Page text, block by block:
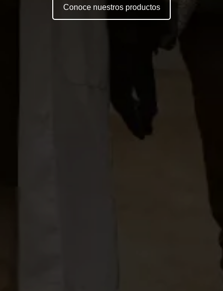
Conoce nuestros productos